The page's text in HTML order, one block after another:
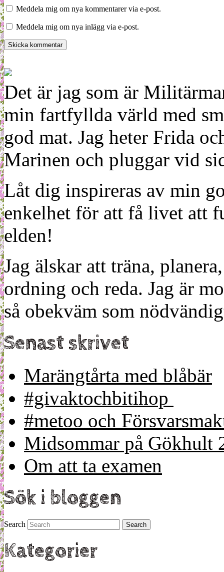
Meddela mig om nya kommentarer via e-post.
Meddela mig om nya inlägg via e-post.
Det är jag som är
min fartfyllda värld med
god mat. Jag heter Frida
Marinen och pluggar vid
Låt dig inspireras av min
enkelhet för att få livet att
elden!
Jag älskar att träna,
ordning och reda. Jag är
så obekväm som
Senast skrivet
Marängtårta med blåbär
#givaktochbitihop
#metoo och
Midsommar på Gökhult
Om att ta examen
Sök i bloggen
Search
Kategorier